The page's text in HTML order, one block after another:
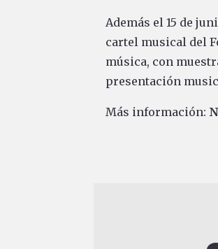
Además el 15 de
cartel musical del
música, con
presentación
Más información: